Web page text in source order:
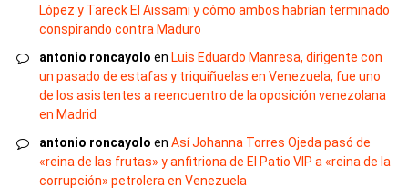
López y Tareck El Aissami y cómo ambos habrían terminado
conspirando contra Maduro
antonio roncayolo en Luis Eduardo Manresa, dirigente con
un pasado de estafas y triquiñuelas en Venezuela, fue uno
de los asistentes a reencuentro de la oposición venezolana
en Madrid
antonio roncayolo en Así Johanna Torres Ojeda pasó de
«reina de las frutas» y anfitriona de El Patio VIP a «reina de la
corrupción» petrolera en Venezuela